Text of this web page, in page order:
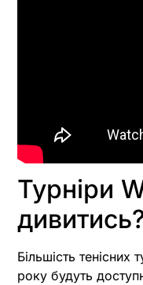
Турніри
Більшість тенісних
року будуть